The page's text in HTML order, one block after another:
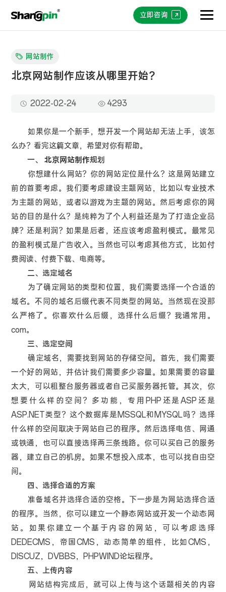
立即咨询
网站制作
北京网站制作应该从哪里开始？
2022-02-24 4293
如果你是一个新手，想开发一个网站却无法上手，该怎
么办？看完这篇文章，希望对你有帮助。
一、北京网站制作规划
你想建什么网站？你的网站定位是什么？这是网站建立
前的首要考虑。我们要考虑建设主题网站，比如以专业技术
为主题的网站，或者以游戏为主题的网站。然后考虑你的网
站的目的是什么？是纯粹为了个人利益还是为了打造企业品
牌？还是利润？如果是后者，还应该考虑盈利模式。最常见
的盈利模式是广告收入。当然也可以考虑其他方式，比如付
费阅读、付费下载、电商等。
二、选定域名
为了确定网站的类型和位置，我们需要选择一个合适的
域名。不同的域名后缀代表不同类型的网站。当然现在没那
么严格了。你喜欢什么后缀，选择什么后缀？我通常用。
com。
三、选定空间
确定域名，需要找到网站的存储空间。首先，我们需要
一个好的网站，并估计我们需要多少容量。如果需要的容量
太大，可以租整台服务器或者自己买服务器托管。其次，你
想要什么样的空间？多功能，专用PHP还是ASP还是
ASP.NET类型？这个数据库是MSSQL和MYSQL吗？选择
什么样的空间取决于网站自己的程序。然后选择电信、网通
或铁通，也可以直接选择两三条线路。你可以买自己的服务
器，建立自己的机房。如果不想投入成本，也可以找自由空
间。
四、选择合适的方案
准备域名并选择合适的空格。下一步是为网站选择合适
的程序。当然，你可以建立一个静态网站或开发一个动态网
站。如果你建立一个基于内容的网站，可以考虑选择
DEDECMS，帝国CMS，动态简单的组件，比如CMS，
DISCUZ，DVBBS，PHPWIND论坛程序。
五、上传内容
网站结构完成后，就可以上传与这个话题相关的内容